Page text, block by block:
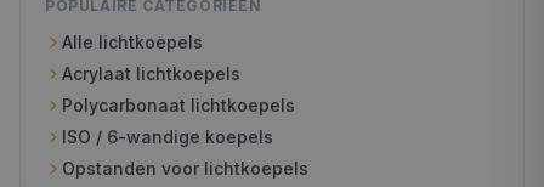
POPULAIRE CATEGORIEËN
Alle lichtkoepels
Acrylaat lichtkoepels
Polycarbonaat lichtkoepels
ISO / 6-wandige koepels
Opstanden voor lichtkoepels